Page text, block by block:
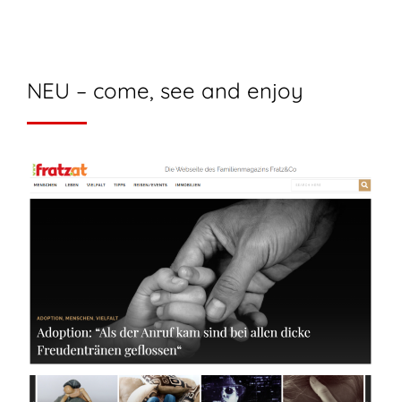
NEU – come, see and enjoy